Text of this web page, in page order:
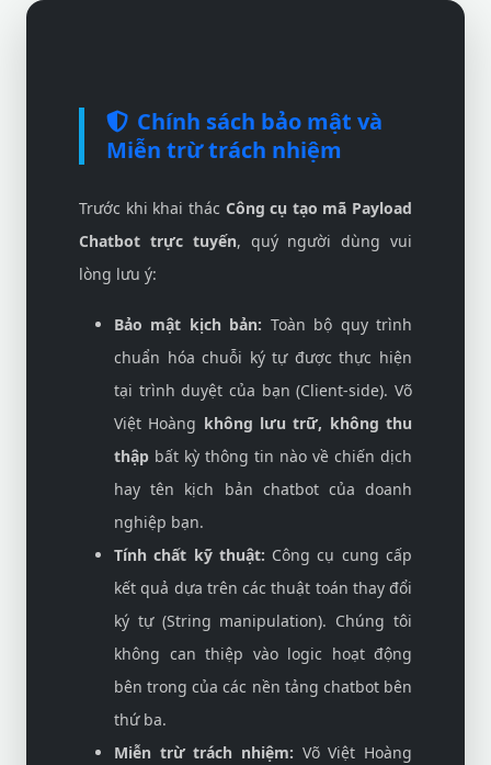
Chính sách bảo mật và
Miễn trừ trách nhiệm
Trước khi khai thác Công cụ tạo mã Payload
Chatbot trực tuyến, quý người dùng vui
lòng lưu ý:
Bảo mật kịch bản: Toàn bộ quy trình
chuẩn hóa chuỗi ký tự được thực hiện
tại trình duyệt của bạn (Client-side). Võ
Việt Hoàng không lưu trữ, không thu
thập bất kỳ thông tin nào về chiến dịch
hay tên kịch bản chatbot của doanh
nghiệp bạn.
Tính chất kỹ thuật: Công cụ cung cấp
kết quả dựa trên các thuật toán thay đổi
ký tự (String manipulation). Chúng tôi
không can thiệp vào logic hoạt động
bên trong của các nền tảng chatbot bên
thứ ba.
Miễn trừ trách nhiệm: Võ Việt Hoàng